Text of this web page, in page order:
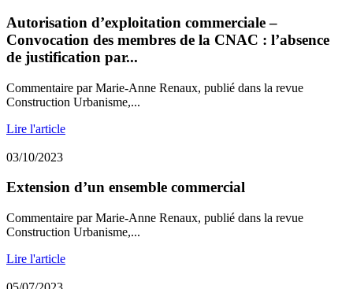
Autorisation d’exploitation commerciale –
Convocation des membres de la CNAC : l’absence
de justification par...
Commentaire par Marie-Anne Renaux, publié dans la revue
Construction Urbanisme,...
Lire l'article
03/10/2023
Extension d’un ensemble commercial
Commentaire par Marie-Anne Renaux, publié dans la revue
Construction Urbanisme,...
Lire l'article